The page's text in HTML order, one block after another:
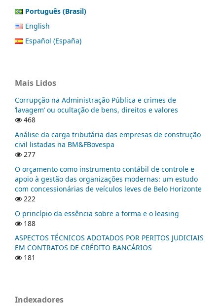
Português (Brasil)
English
Español (España)
Mais Lidos
Corrupção na Administração Pública e crimes de
‘lavagem’ ou ocultação de bens, direitos e valores
468
Análise da carga tributária das empresas de construção
civil listadas na BM&FBovespa
277
O orçamento como instrumento contábil de controle e
apoio à gestão das organizações modernas: um estudo
com concessionárias de veículos leves de Belo Horizonte
222
O princípio da essência sobre a forma e o leasing
188
ASPECTOS TÉCNICOS ADOTADOS POR PERITOS JUDICIAIS
EM CONTRATOS DE CRÉDITO BANCÁRIOS
181
Indexadores